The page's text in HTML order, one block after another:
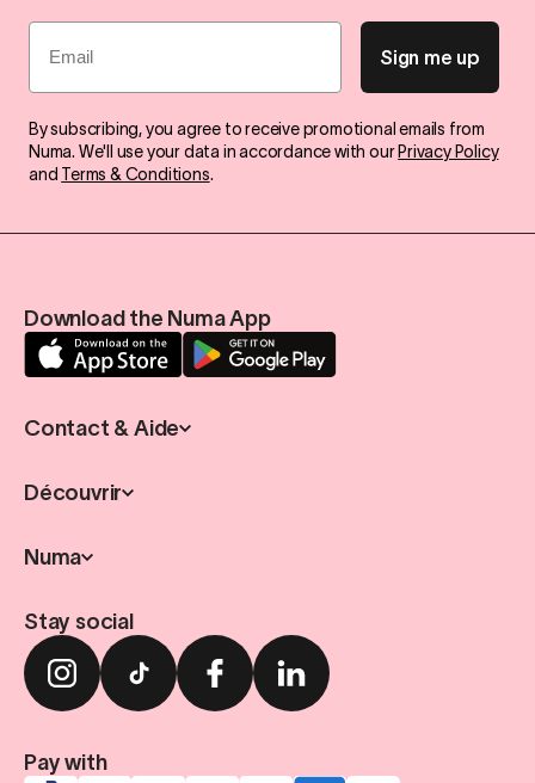
Email
Sign me up
By subscribing, you agree to receive promotional emails from
Numa. We'll use your data in accordance with our Privacy Policy
and Terms & Conditions.
Download the Numa App
Contact & Aide
Découvrir
Numa
Stay social
Pay with